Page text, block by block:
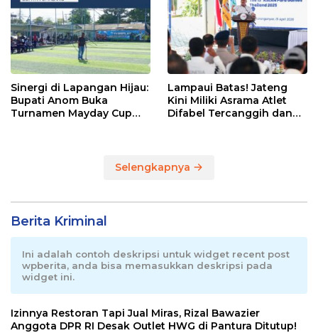
Sinergi di Lapangan Hijau:
Bupati Anom Buka
Turnamen Mayday Cup
Lampaui Batas! Jateng
Kini Miliki Asrama Atlet
Difabel Tercanggih dan
Selengkapnya
Berita Kriminal
Ini adalah contoh deskripsi untuk widget recent post
wpberita, anda bisa memasukkan deskripsi pada
widget ini.
Izinnya Restoran Tapi Jual Miras, Rizal Bawazier
Anggota DPR RI Desak Outlet HWG di Pantura Ditutup!